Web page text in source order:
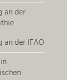
an der
der IFAO